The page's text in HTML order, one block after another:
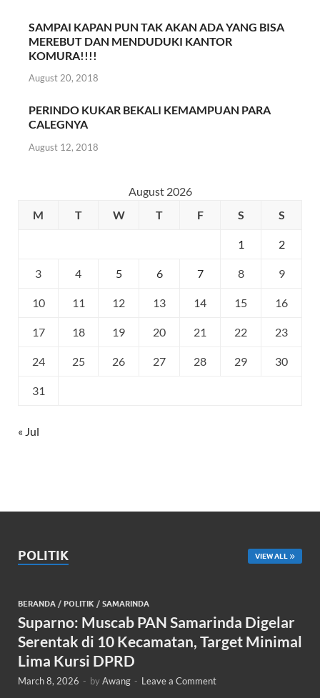
SAMPAI KAPAN PUN TAK AKAN ADA YANG BISA
MEREBUT DAN MENDUDUKI KANTOR
KOMURA!!!!
August 20, 2018
PERINDO KUKAR BEKALI KEMAMPUAN PARA
CALEGNYA
August 12, 2018
August 2026
M
T W T F S S
1 2
3 4 5 6 7 8 9
10 11 12 13 14 15 16
17 18 19 20 21 22 23
24 25 26 27 28 29 30
31
« Jul
POLITIK VIEW ALL
BERANDA / POLITIK / SAMARINDA
Suparno: Muscab PAN Samarinda Digelar
Serentak di 10 Kecamatan, Target Minimal
Lima Kursi DPRD
March 8, 2026 - byAwang - Leave a Comment